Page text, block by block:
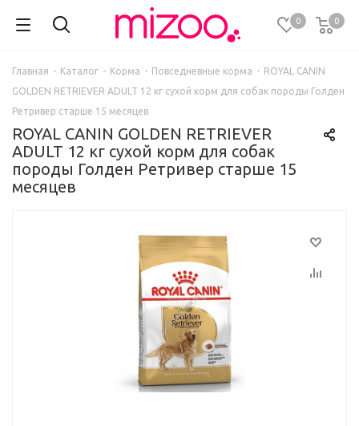
0 0
Главная - Каталог - Корма - Повседневные корма - ROYAL CANIN
GOLDEN RETRIEVER ADULT 12 кг сухой корм для собак породы Голден
Ретривер старше 15 месяцев
ROYAL CANIN GOLDEN RETRIEVER
ADULT 12 кг сухой корм для собак
породы Голден Ретривер старше 15
месяцев